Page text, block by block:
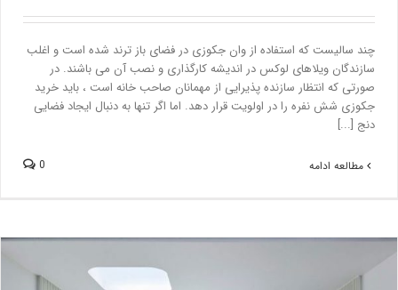
چند سالیست که استفاده از وان جکوزی در فضای باز ترند شده است و اغلب
سازندگان ویلاهای لوکس در اندیشه کارگذاری و نصب آن می باشند. در
صورتی که انتظار سازنده پذیرایی از مهمانان صاحب خانه است ، باید خرید
جکوزی شش نفره را در اولویت قرار دهد. اما اگر تنها به دنبال ایجاد فضایی
دنج [...]
مطالعه ادامه